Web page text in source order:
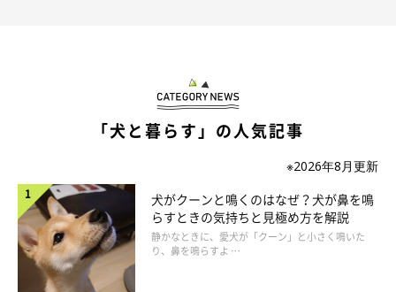
「犬と暮らす」の人気記事
※2026年8月更新
犬がクーンと鳴くのはなぜ？犬が鼻を鳴
らすときの気持ちと見極め方を解説
静かなときに、愛犬が「クーン」と小さく鳴いた
り、鼻を鳴らすよ …